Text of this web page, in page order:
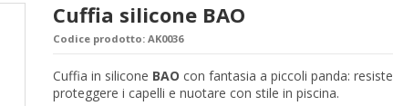
Cuffia silicone BAO
Codice prodotto: AK0036
Cuffia in silicone BAO con fantasia a piccoli panda:
proteggere i capelli e nuotare con stile in piscina.